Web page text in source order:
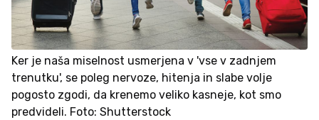
Ker je naša miselnost usmerjena v 'vse v zadnjem
trenutku', se poleg nervoze, hitenja in slabe volje
pogosto zgodi, da krenemo veliko kasneje, kot smo
predvideli. Foto: Shutterstock